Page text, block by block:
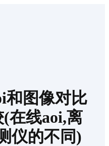
和图像对比
在线aoi,离
仪的不同)